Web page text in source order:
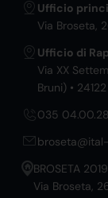
Ufficio
Via Broseta,
Ufficio di
Via XX
Bruni) •
035
BROSETA
Via Broseta,